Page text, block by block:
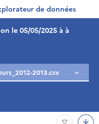
de données
le 05/05/2025 à à